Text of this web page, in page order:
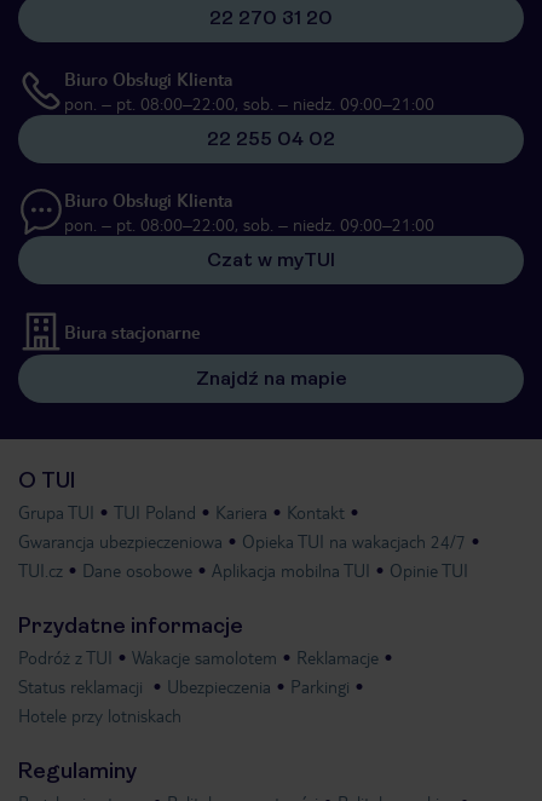
22 270 31 20
Biuro Obsługi Klienta
pon. – pt. 08:00–22:00, sob. – niedz. 09:00–21:00
22 255 04 02
Biuro Obsługi Klienta
pon. – pt. 08:00–22:00, sob. – niedz. 09:00–21:00
Czat w myTUI
Biura stacjonarne
Znajdź na mapie
O TUI
Grupa TUI TUI Poland Kariera
Kontakt
Gwarancja ubezpieczeniowa
Opieka TUI na wakacjach 24/7
TUI.cz
Dane osobowe Aplikacja mobilna TUI Opinie TUI
Przydatne informacje
Podróż z TUI Wakacje samolotem
Reklamacje
Status reklamacji
Ubezpieczenia
Parkingi
Hotele przy lotniskach
Regulaminy